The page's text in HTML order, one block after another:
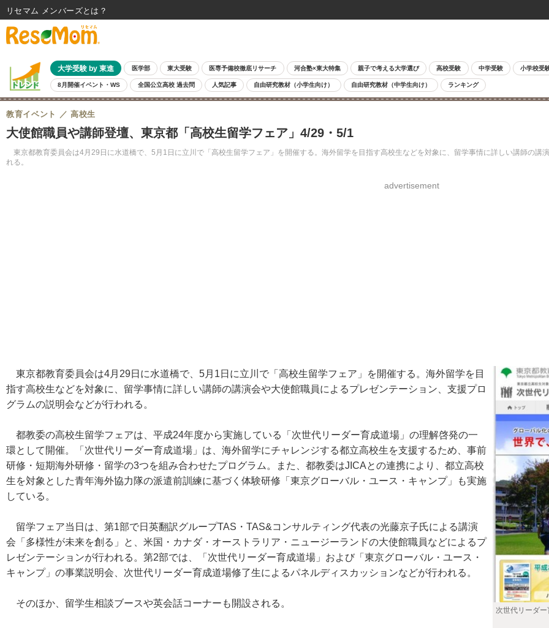
大学受験 by 東進 医学部 東大受験 医専予備校徹底リサーチ 河合塾×東大特集 親子で考える大学選び 高校受験 中学受験 小学校受
8月開催イベント・WS 全国公立高校 過去問 人気記事 自由研究教材（小学生向け） 自由研究教材（中学生向け） ランキング
大使館職員や講師登壇、東京都「高校生留学フェア」4/29・5/1
東京都教育委員会は4月29日に水道橋で、5月1日に立川で「高校生留学フェア」を開催する。海外留学を目指す高校生などを対象に、留学事情に詳しい講師の講
れる。
教育イベント 高校生
advertisement
次世代リーダ
東京都教育委員会は4月29日に水道橋で、5月1日に立川で「高校生留学フェア」を開催する。海外留学を目
指す高校生などを対象に、留学事情に詳しい講師の講演会や大使館職員によるプレゼンテーション、支援プロ
グラムの説明会などが行われる。
都教委の高校生留学フェアは、平成24年度から実施している「次世代リーダー育成道場」の理解啓発の一
環として開催。「次世代リーダー育成道場」は、海外留学にチャレンジする都立高校生を支援するため、事前
研修・短期海外研修・留学の3つを組み合わせたプログラム。また、都教委はJICAとの連携により、都立高校
生を対象とした青年海外協力隊の派遣前訓練に基づく体験研修「東京グローバル・ユース・キャンプ」も実施
している。
留学フェア当日は、第1部で日英翻訳グループTAS・TAS&コンサルティング代表の光藤京子氏による講演
会「多様性が未来を創る」と、米国・カナダ・オーストラリア・ニュージーランドの大使館職員などによるプ
レゼンテーションが行われる。第2部では、「次世代リーダー育成道場」および「東京グローバル・ユース・
キャンプ」の事業説明会、次世代リーダー育成道場修了生によるパネルディスカッションなどが行われる。
そのほか、留学生相談ブースや英会話コーナーも開設される。
リセマム メンバーズ